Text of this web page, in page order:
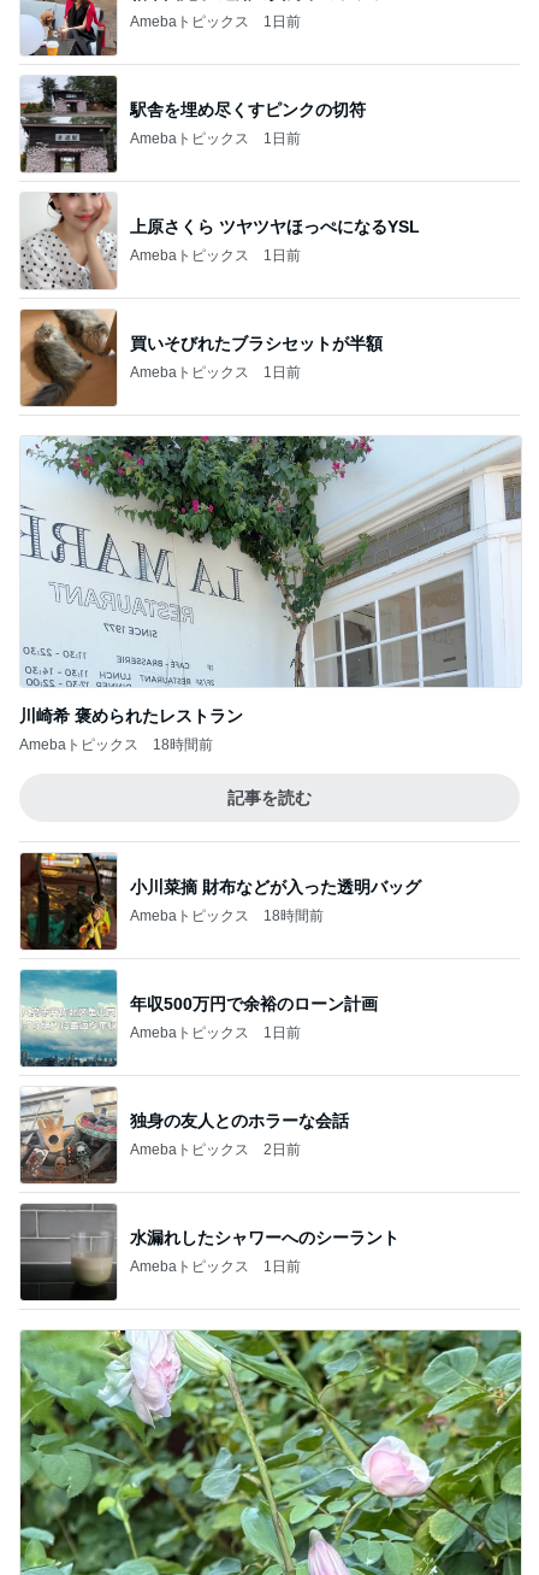
Amebaトピックス 1日前
駅舎を埋め尽くすピンクの切符
Amebaトピックス 1日前
上原さくら ツヤツヤほっぺになるYSL
Amebaトピックス 1日前
買いそびれたブラシセットが半額
Amebaトピックス 1日前
川崎希 褒められたレストラン
Amebaトピックス 18時間前
記事を読む
小川菜摘 財布などが入った透明バッグ
Amebaトピックス 18時間前
年収500万円で余裕のローン計画
Amebaトピックス 1日前
独身の友人とのホラーな会話
Amebaトピックス 2日前
水漏れしたシャワーへのシーラント
Amebaトピックス 1日前